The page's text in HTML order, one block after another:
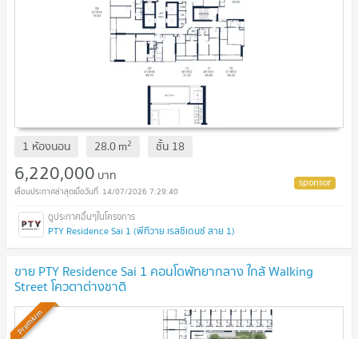
1 ห้องนอน 28.0m2 ชั้น 18
6,220,000 บาท
14/07/2026 7:29:40
PTY Residence Sai 1 (พีทีวาย เรสซิเดนซ์ สาย 1)
ขาย PTY Residence Sai 1 คอนโดพัทยากลาง ใกล้ Walking
Street โควตาต่างชาติ
Premium